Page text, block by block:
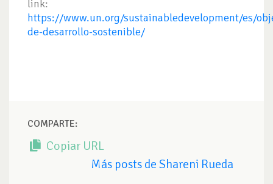
link:
https://www.un.org/sustainabledevelopment/es/
de-desarrollo-sostenible/
COMPARTE:
Copiar URL
Más posts de Shareni Rueda